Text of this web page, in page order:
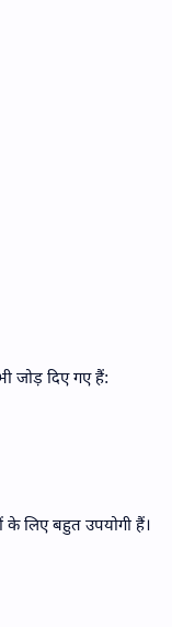
जोड़ दिए गए हैं:
लिए बहुत उपयोगी हैं।